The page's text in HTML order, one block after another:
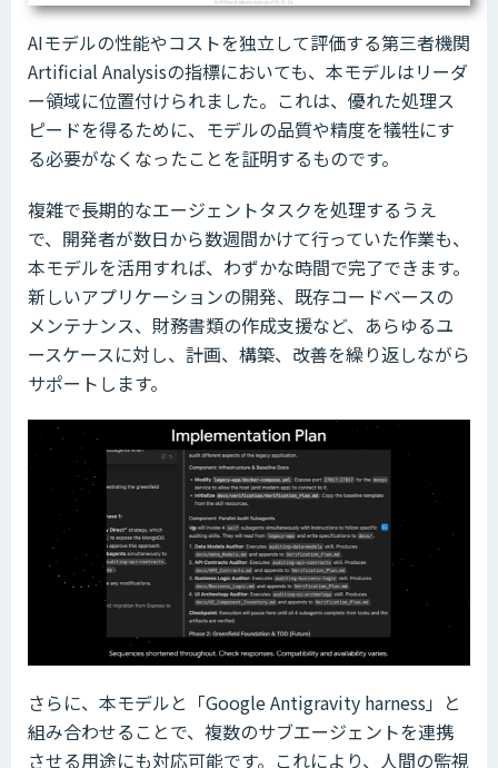
AIモデルの性能やコストを独立して評価する第三者機関
Artificial Analysisの指標においても、本モデルはリーダ
ー領域に位置付けられました。これは、優れた処理ス
ピードを得るために、モデルの品質や精度を犠牲にす
る必要がなくなったことを証明するものです。
複雑で長期的なエージェントタスクを処理するうえ
で、開発者が数日から数週間かけて行っていた作業も、
本モデルを活用すれば、わずかな時間で完了できます。
新しいアプリケーションの開発、既存コードベースの
メンテナンス、財務書類の作成支援など、あらゆるユ
ースケースに対し、計画、構築、改善を繰り返しながら
サポートします。
さらに、本モデルと「Google Antigravity harness」と
組み合わせることで、複数のサブエージェントを連携
させる用途にも対応可能です。これにより、人間の監視